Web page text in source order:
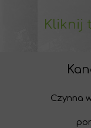
Kliknij
Czynna